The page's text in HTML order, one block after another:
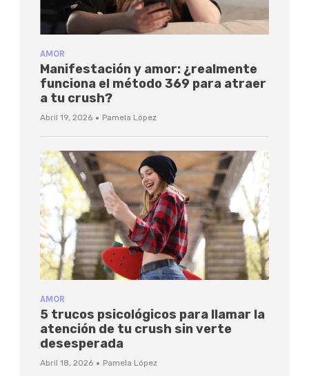
AMOR
Manifestación y amor: ¿realmente
funciona el método 369 para atraer
a tu crush?
Abril 19, 2026 · Pamela López
AMOR
5 trucos psicológicos para llamar la
atención de tu crush sin verte
desesperada
Abril 18, 2026 · Pamela López